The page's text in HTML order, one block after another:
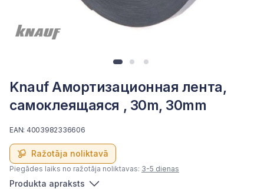
Knauf Амортизационная лента,
самоклеящаяся , 30m, 30mm
Ražotāja noliktavā
EAN: 4003982336606
Piegādes laiks no ražotāja noliktavas: 3-5 dienas
Produkta apraksts